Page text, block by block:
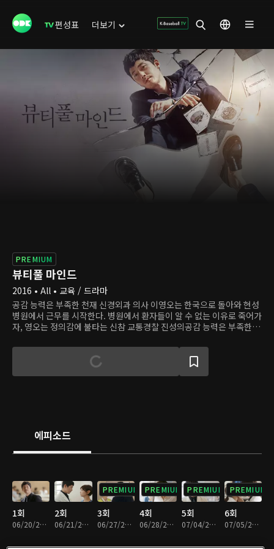
편성표 더보기
PREMIUM
뷰티풀 마인드
2016 • All • 교육 / 드라마
공감 능력은 부족한 천재 신경외과 의사 이영오는 한국으로 돌아와 현성
병원에서 근무를 시작한다. 병원에서 환자들이 알 수 없는 이유로 죽어가
자, 영오는 정의감에 불타는 신참 교통경찰 진성의공감 능력은 부족한 천
한다. 병원에서 환자들이 알 수 없는 이유로 죽어가자, 영오는 정의감에
불타는 신참 교통경찰 진성의 도움을 받아 죽음의 비밀을 찾아간다. 그
과정에서 영오는 잃어버렸던 인간애를 다시 찾고, 사람을 배려하며 함께
에피소드
1회
06/20/2016 • 1시간 1분
2회
06/21/2016 • 1시간 4분
PREMIUM
3회
06/27/2016 • 1시간 4분
PREMIUM
4회
06/28/2016 • 1시간 2분
PREMIUM
5회
07/04/2016 • 1시간 3분
PREMIUM
6회
07/05/2016 • 1시간 3분